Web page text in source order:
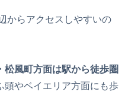
からアクセスしやすいの
松風町方面は駅から徒歩圏
頭やベイエリア方面にも歩